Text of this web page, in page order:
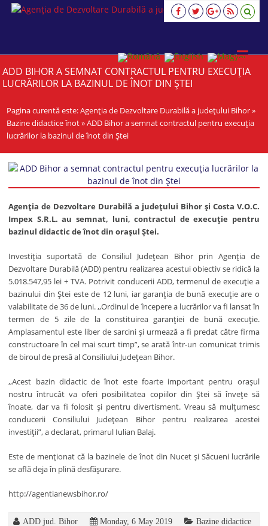
Agenția
județului
Bihor
strategie,
acţiune
ADD BIHOR A SEMNAT CONTRACTUL PENTRU EXECUȚIA
LUCRĂRILOR LA BAZINUL DE ÎNOT DIN ȘTEI
Pagina curentă este:Agenția de Dezvoltare Durabilă a județului Bihor»
Bazine didactice înot»ADD Bihor a semnat contractul pentru execuția
lucrărilor la bazinul de înot din Ștei
Agenția de Dezvoltare Durabilă a județului Bihor și Costa V.O.C.
Impex S.R.L. au semnat, luni, contractul de execuție pentru
bazinul didactic de înot din orașul Ștei.
Investiția suportată de Consiliul Județean Bihor prin Agenția de
Dezvoltare Durabilă (ADD) pentru realizarea acestui obiectiv se ridică la
5.018.547,95 lei + TVA. Potrivit conducerii ADD, termenul de execuție a
bazinului din Ștei este de 12 luni, iar garanția de bună execuție are o
valabilitate de 36 de luni. ,,Ordinul de începere a lucrărilor va fi lansat în
termen de 5 zile de la constituirea garanției de bună execuție.
Amplasamentul este liber de sarcini și urmează a fi predat către firma
constructoare în cel mai scurt timp”, se arată într-un comunicat trimis
de biroul de presă al Consiliului Județean Bihor.
,,Acest bazin didactic de înot este foarte important pentru orașul
nostru întrucât va oferi posibilitatea copiilor din Ștei să învețe să
înoate, dar va fi folosit și pentru divertisment. Vreau să mulțumesc
conducerii Consiliului Județean Bihor pentru realizarea acestei
investiții”, a declarat, primarul Iulian Balaj.
Este de menționat că la bazinele de înot din Nucet și Săcueni lucrările
se află deja în plină desfășurare.
http://agentianewsbihor.ro/
ADD jud. Bihor Monday, 6 May 2019
Bazine didactice